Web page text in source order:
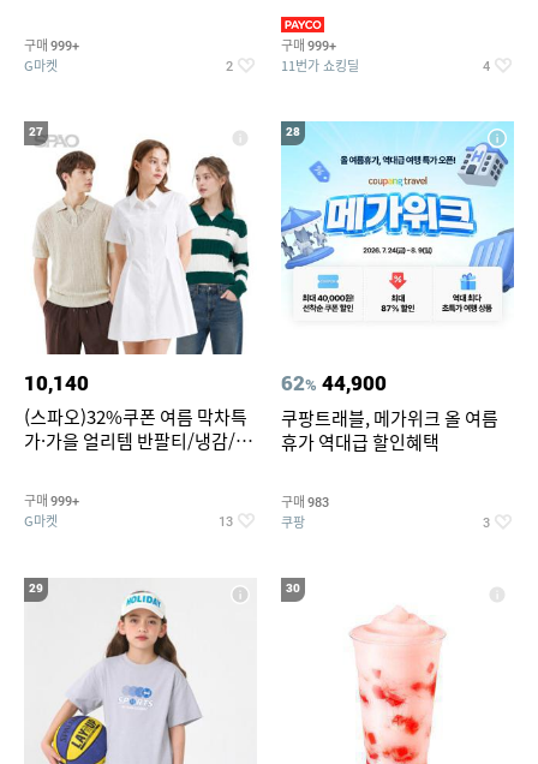
구매 999+
G마켓 2
구매 999+
11번가 쇼킹딜 4
27
10,140
(스파오)32%쿠폰 여름 막차특
가·가을 얼리템 반팔티/냉감/반
건 외 ~74%OFF
구매 999+
G마켓 13
28
62% 44,900
쿠팡트래블, 메가위크 올 여름
휴가 역대급 할인혜택
구매 983
쿠팡 3
29 30